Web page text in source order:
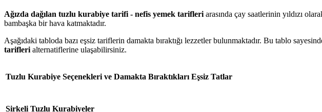
Ağızda dağılan tuzlu kurabiye tarifi - nefis yemek tarifleri arasında çay saatlerinin yıldızı
bambaşka bir hava katmaktadır.
Aşağıdaki tabloda bazı eşsiz tariflerin damakta bıraktığı lezzetler bulunmaktadır. Bu tablo
tarifleri alternatiflerine ulaşabilirsiniz.
Tuzlu Kurabiye Seçenekleri ve Damakta Bıraktıkları Eşsiz Tatlar
Sirkeli Tuzlu Kurabiyeler